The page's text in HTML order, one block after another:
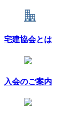
宅建協会とは
入会のご案内